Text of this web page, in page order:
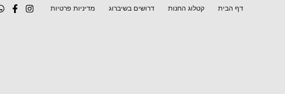
דף הבית קטלוג החנות דרושים בשיברוג מדיניות פרטיות